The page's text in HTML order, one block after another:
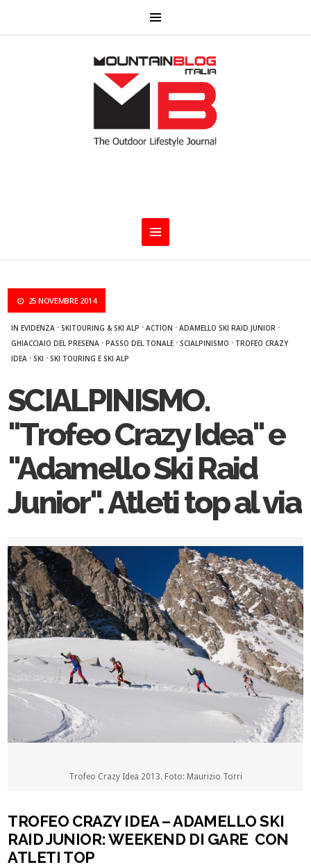
25 NOVEMBRE 2014
IN EVIDENZA ·SKITOURING & SKI ALP ·ACTION ·ADAMELLO SKI RAID JUNIOR ·
GHIACCIAIO DEL PRESENA ·PASSO DEL TONALE ·SCIALPINISMO · TROFEO CRAZY
IDEA ·SKI ·SKI TOURING E SKI ALP
SCIALPINISMO.
"Trofeo Crazy Idea" e
"Adamello Ski Raid
Junior". Atleti top al via
Trofeo Crazy Idea 2013. Foto: Maurizio Torri
TROFEO CRAZY IDEA – ADAMELLO SKI
RAID JUNIOR: WEEKEND DI GARE CON
ATLETI TOP